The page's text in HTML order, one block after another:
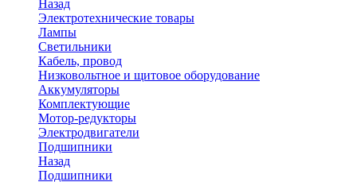
Назад
Электротехнические товары
Лампы
Светильники
Кабель, провод
Низковольтное и щитовое оборудование
Аккумуляторы
Комплектующие
Мотор-редукторы
Электродвигатели
Подшипники
Назад
Подшипники